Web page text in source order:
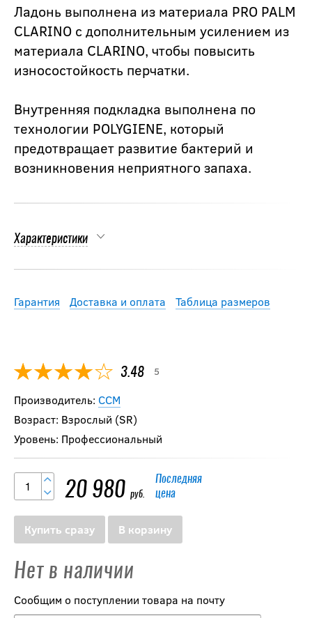
Ладонь выполнена из материала PRO PALM
CLARINO с дополнительным усилением из
материала CLARINO, чтобы повысить
износостойкость перчатки.
Внутренняя подкладка выполнена по
технологии POLYGIENE, который
предотвращает развитие бактерий и
возникновения неприятного запаха.
Характеристики
Гарантия Доставка и оплата Таблица размеров
3.48 5
Производитель: CCM
Возраст: Взрослый (SR)
Уровень: Профессиональный
20 980 руб.
Последняя
цена
Купить сразу В корзину
Нет в наличии
Сообщим о поступлении товара на почту